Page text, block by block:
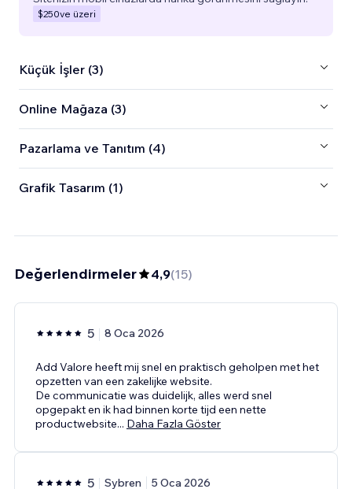
$250ve üzeri
Küçük İşler (3)
Online Mağaza (3)
Pazarlama ve Tanıtım (4)
Grafik Tasarım (1)
Değerlendirmeler 4,9(15)
5 8 Oca 2026
Add Valore heeft mij snel en praktisch geholpen met het
opzetten van een zakelijke website.
De communicatie was duidelijk, alles werd snel
opgepakt en ik had binnen korte tijd een nette
productwebsite... Daha Fazla Göster
5 Sybren 5 Oca 2026